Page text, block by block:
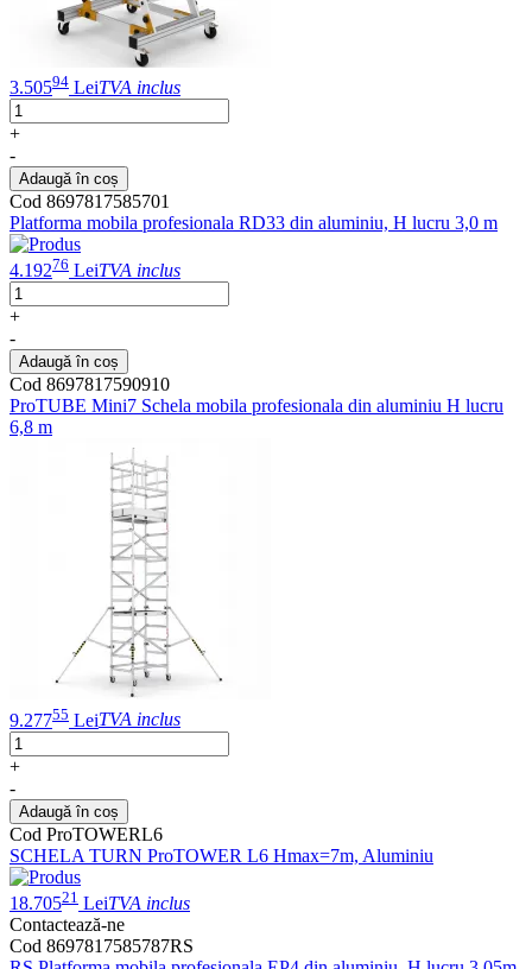
3.50594 LeiTVA inclus
+
-
Adaugă în coș
Cod 8697817585701
Platforma mobila profesionala RD33 din aluminiu, H lucru 3,0 m
4.19276 LeiTVA inclus
+
-
Adaugă în coș
Cod 8697817590910
ProTUBE Mini7 Schela mobila profesionala din aluminiu H lucru
6,8 m
9.27755 LeiTVA inclus
+
-
Adaugă în coș
Cod ProTOWERL6
SCHELA TURN ProTOWER L6 Hmax=7m, Aluminiu
18.70521 LeiTVA inclus
Contactează-ne
Cod 8697817585787RS